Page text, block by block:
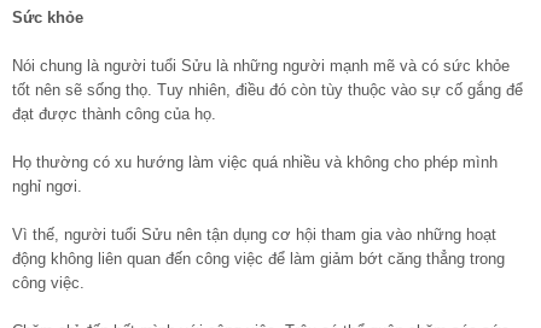
Sức khỏe
Nói chung là người tuổi Sửu là những người mạnh mẽ và có sức khỏe
tốt nên sẽ sống thọ. Tuy nhiên, điều đó còn tùy thuộc vào sự cố gắng để
đạt được thành công của họ.
Họ thường có xu hướng làm việc quá nhiều và không cho phép mình
nghỉ ngơi.
Vì thế, người tuổi Sửu nên tận dụng cơ hội tham gia vào những hoạt
động không liên quan đến công việc để làm giảm bớt căng thẳng trong
công việc.